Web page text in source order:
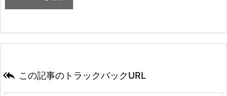
 この記事のトラックバックURL